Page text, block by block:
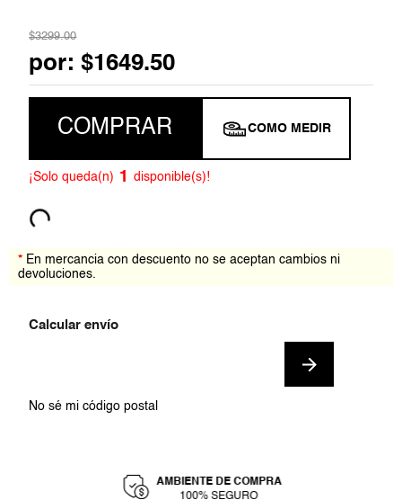
$3299.00
por:$1649.50
COMPRAR COMO MEDIR
¡Solo queda(n) 1 disponible(s)!
* En mercancia con descuento no se aceptan cambios ni
devoluciones.
No sé mi código postal
AMBIENTE DE COMPRA
100% SEGURO
7.
. jumpsuit